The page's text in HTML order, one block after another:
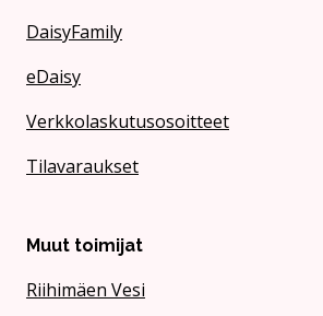
DaisyFamily
eDaisy
Verkkolaskutusosoitteet
Tilavaraukset
Muut toimijat
Riihimäen Vesi